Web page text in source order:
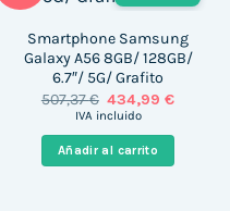
Smartphone Samsung
Galaxy A56 8GB/ 128GB/
6.7″/ 5G/ Grafito
507,37€ El
precio
era:
507,37 €.
434,99€El
es:
434,99
IVA incluido
Añadir al carrito